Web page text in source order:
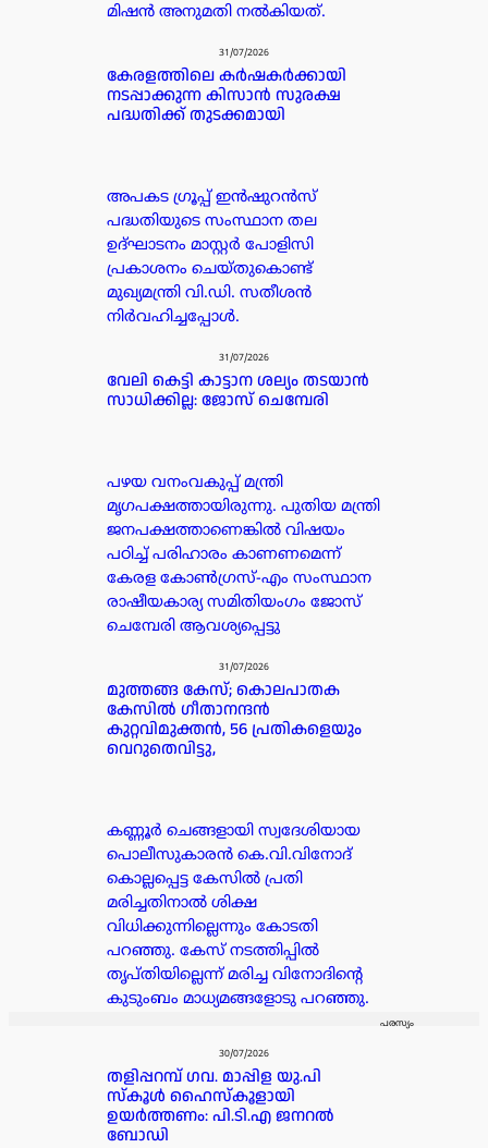
മിഷൻ അനുമതി നൽകിയത്.
31/07/2026
കേരളത്തിലെ കർഷകർക്കായി
നടപ്പാക്കുന്ന കിസാൻ സുരക്ഷ
പദ്ധതിക്ക് തുടക്കമായി
അപകട ഗ്രൂപ്പ്‌ ഇൻഷുറൻസ്
പദ്ധതിയുടെ സംസ്ഥാന തല
ഉദ്ഘാടനം മാസ്റ്റർ പോളിസി
പ്രകാശനം ചെയ്തുകൊണ്ട്
മുഖ്യമന്ത്രി വി.ഡി. സതീശൻ
നിർവഹിച്ചപ്പോൾ.
31/07/2026
വേലി കെട്ടി കാട്ടാന ശല്യം തടയാൻ
സാധിക്കില്ല: ജോസ് ചെമ്പേരി
പഴയ വനംവകുപ്പ് മന്ത്രി
മൃഗപക്ഷത്തായിരുന്നു. പുതിയ മന്ത്രി
ജനപക്ഷത്താണെങ്കിൽ വിഷയം
പഠിച്ച് പരിഹാരം കാണണമെന്ന്
കേരള കോൺഗ്രസ്-എം സംസ്ഥാന
രാഷീയകാര്യ സമിതിയംഗം ജോസ്
ചെമ്പേരി ആവശ്യപ്പെട്ടു
31/07/2026
മുത്തങ്ങ കേസ്; കൊലപാതക
കേസില്‍ ഗീതാനന്ദൻ
കുറ്റവിമുക്തന്‍, 56 പ്രതികളെയും
വെറുതെവിട്ടു,
കണ്ണൂർ ചെങ്ങളായി സ്വദേശിയായ
പൊലീസുകാരൻ കെ.വി.വിനോദ്
കൊല്ലപ്പെട്ട കേസിൽ പ്രതി
മരിച്ചതിനാൽ ശിക്ഷ
വിധിക്കുന്നില്ലെന്നും കോടതി
പറഞ്ഞു. കേസ് നടത്തിപ്പിൽ
തൃപ്തിയില്ലെന്ന് മരിച്ച വിനോദിന്റെ
കുടുംബം മാധ്യമങ്ങളോടു പറഞ്ഞു.
പരസ്യം
30/07/2026
തളിപ്പറമ്പ് ഗവ. മാപ്പിള യു.പി
സ്കൂൾ ഹൈസ്കൂളായി
ഉയർത്തണം: പി.ടി.എ ജനറൽ
ബോഡി